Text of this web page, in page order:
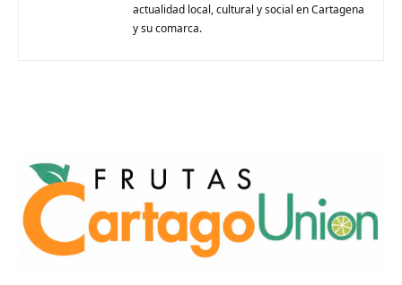
actualidad local, cultural y social en Cartagena
y su comarca.